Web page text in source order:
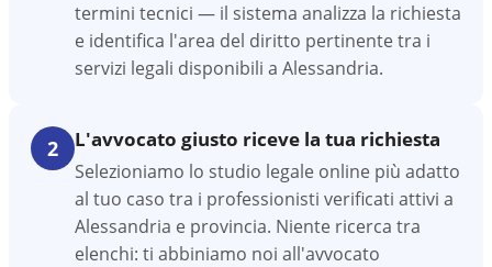
termini tecnici — il sistema analizza la richiesta
e identifica l'area del diritto pertinente tra i
servizi legali disponibili a Alessandria.
2 L'avvocato giusto riceve la tua richiesta
Selezioniamo lo studio legale online più adatto
al tuo caso tra i professionisti verificati attivi a
Alessandria e provincia. Niente ricerca tra
elenchi: ti abbiniamo noi all'avvocato